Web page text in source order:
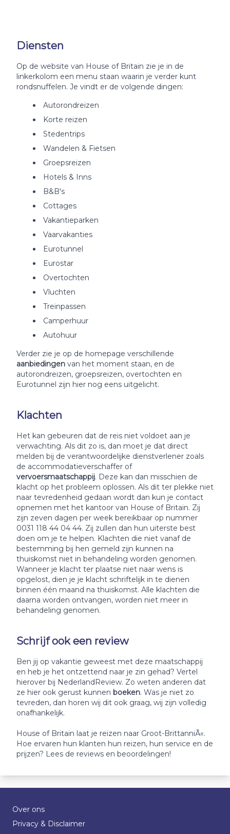
Diensten
Op de website van House of Britain zie je in de
linkerkolom een menu staan waarin je verder kunt
rondsnuffelen. Je vindt er de volgende dingen:
Autorondreizen
Korte reizen
Stedentrips
Wandelen & Fietsen
Groepsreizen
Hotels & Inns
B&B's
Cottages
Vakantieparken
Vaarvakanties
Eurotunnel
Eurostar
Overtochten
Vluchten
Treinpassen
Camperhuur
Autohuur
Verder zie je op de homepage verschillende
aanbiedingen van het moment staan, en de
autorondreizen, groepsreizen, overtochten en
Eurotunnel zijn hier nog eens uitgelicht.
Klachten
Het kan gebeuren dat de reis niet voldoet aan je
verwachting. Als dit zo is, dan moet je dat direct
melden bij de verantwoordelijke dienstverlener zoals
de accommodatieverschaffer of
vervoersmaatschappij. Deze kan dan misschien de
klacht op het probleem oplossen. Als dit ter plekke niet
naar tevredenheid gedaan wordt dan kun je contact
opnemen met het kantoor van House of Britain. Zij
zijn zeven dagen per week bereikbaar op nummer
0031 118 44 04 44. Zij zullen dan hun uiterste best
doen om je te helpen. Klachten die niet vanaf de
bestemming bij hen gemeld zijn kunnen na
thuiskomst niet in behandeling worden genomen.
Wanneer je klacht ter plaatse niet naar wens is
opgelost, dien je je klacht schriftelijk in te dienen
binnen één maand na thuiskomst. Alle klachten die
daarna worden ontvangen, worden niet meer in
behandeling genomen.
Schrijf ook een review
Ben jij op vakantie geweest met deze maatschappij
en heb je het ontzettend naar je zin gehad? Vertel
hierover bij NederlandReview. Zo weten anderen dat
ze hier ook gerust kunnen boeken. Was je niet zo
tevreden, dan horen wij dit ook graag, wij zijn volledig
onafhankelijk.
House of Britain laat je reizen naar Groot-BrittanniÃ«.
Hoe ervaren hun klanten hun reizen, hun service en de
prijzen? Lees de reviews en beoordelingen!
Over ons
Privacy & Disclaimer